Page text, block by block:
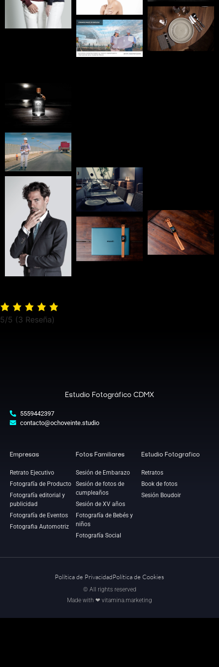
5/5 (3 Reseña)
Estudio Fotográfico CDMX
5559442397
contacto@ochoveinte.studio
Empresas
Retrato Ejecutivo
Fotografía de Producto
Fotografía editorial y
publicidad
Fotografía de Eventos
Fotografia Automotriz
Fotos Familiares
Sesión de Embarazo
Sesión de fotos de
cumpleaños
Sesión de XV años
Fotografía de Bebés y
niños
Fotografía Social
Estudio Fotografico
Retratos
Book de fotos
Sesión Boudoir
Política de PrivacidadPolítica de Cookies
© All rights reserved
Made with ❤ vitamina.marketing